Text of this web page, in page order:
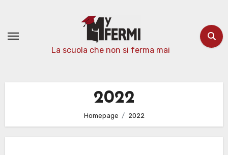
contenuto
La scuola che non si ferma mai
2022
Homepage 2022